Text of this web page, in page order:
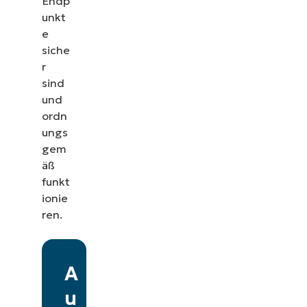
unkt
e
siche
r
sind
und
ordn
ungs
gem
äß
funkt
ionie
ren.
A
u